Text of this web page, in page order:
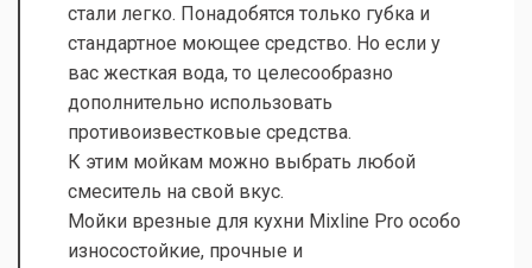
стали легко. Понадобятся только губка и
стандартное моющее средство. Но если у
вас жесткая вода, то целесообразно
дополнительно использовать
противоизвестковые средства.
К этим мойкам можно выбрать любой
смеситель на свой вкус.
Мойки врезные для кухни Mixline Pro особо
износостойкие, прочные и